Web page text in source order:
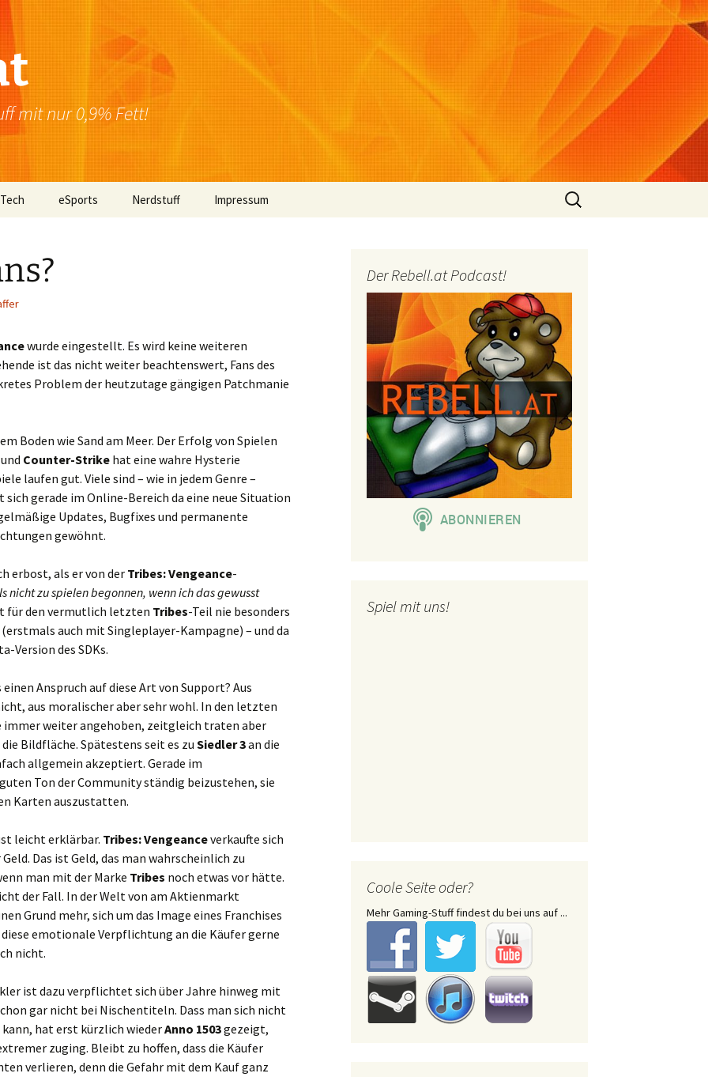
mit nur 0,9% Fett!
Mac OS
Linux
Browser
eSports Nerdstuff Impressum
Suchen
nach:
wurde eingestellt. Es wird keine weiteren
ist das nicht weiter beachtenswert, Fans des
Problem der heutzutage gängigen Patchmanie
Boden wie Sand am Meer. Der Erfolg von Spielen
und Counter-Strike hat eine wahre Hysterie
laufen gut. Viele sind – wie in jedem Genre –
gerade im Online-Bereich da eine neue Situation
Updates, Bugfixes und permanente
gewöhnt.
erbost, als er von derTribes: Vengeance-
nicht zu spielen begonnen, wenn ich das gewusst
für den vermutlich letzten Tribes-Teil nie besonders
auch mit Singleplayer-Kampagne) – und da
Version des SDKs.
Anspruch auf diese Art von Support? Aus
aus moralischer aber sehr wohl. In den letzten
immer weiter angehoben, zeitgleich traten aber
Bildfläche. Spätestens seit es zu Siedler 3an die
allgemein akzeptiert. Gerade im
Ton der Community ständig beizustehen, sie
Karten auszustatten.
leicht erklärbar. Tribes: Vengeanceverkaufte sich
Das ist Geld, das man wahrscheinlich zu
man mit der Marke Tribes noch etwas vor hätte.
der Fall. In der Welt von am Aktienmarkt
Grund mehr, sich um das Image eines Franchises
emotionale Verpflichtung an die Käufer gerne
nicht.
ist dazu verpflichtet sich über Jahre hinweg mit
gar nicht bei Nischentiteln. Dass man sich nicht
hat erst kürzlich wiederAnno 1503gezeigt,
zuging. Bleibt zu hoffen, dass die Käufer
verlieren, denn die Gefahr mit dem Kauf ganz
Der Rebell.at Podcast!
Spiel mit uns!
Coole Seite oder?
Mehr Gaming-Stuff findest du bei uns auf ...